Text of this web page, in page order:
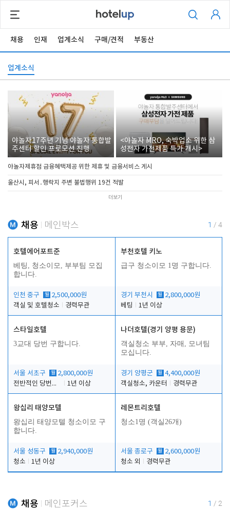
채용 인재 업계소식 구매/견적 부동산
업계소식
야놀자17주년 기념 야놀자 통합발
주센터 할인 프로모션 진행
<야놀자 MRO, 숙박업소 위한 삼
성전자 가전제품 특가 개시>
야놀자제휴점 금융혜택제공 위한 제휴 및 금융서비스 게시
울산시, 피서․행락지 주변 불법행위 19건 적발
더보기
채용 메인박스 1 / 4
호텔에어포트준
베팅, 청소이모, 부부팀 모집
합니다.
인천 중구 월 2,500,000원
객실 및 호텔청소
경력무관
부천호텔 키노
급구 청소이모 1명 구합니다.
경기 부천시 월 2,800,000원
베팅
1년 이상
스타일호텔
3교대 당번 구합니다.
서울 서초구 월 2,800,000원
전반적인 당번업무
1년 이상
나더호텔(경기 양평 용문)
객실청소 부부, 자매, 모녀팀
모십니다.
경기 양평군 월 4,400,000원
객실청소, 카운터
경력무관
왕십리 태양모텔
왕십리 태양모텔 청소이모 구
합니다.
서울 성동구 월 2,940,000원
청소
1년 이상
레몬트리호텔
청소1명 (객실26개)
서울 종로구 월 2,600,000원
청소 외
경력무관
채용 메인포커스 1 / 2